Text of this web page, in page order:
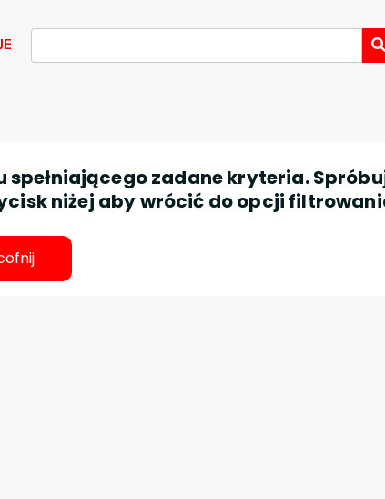
zadane kryteria.
niżej aby wrócić do opcji